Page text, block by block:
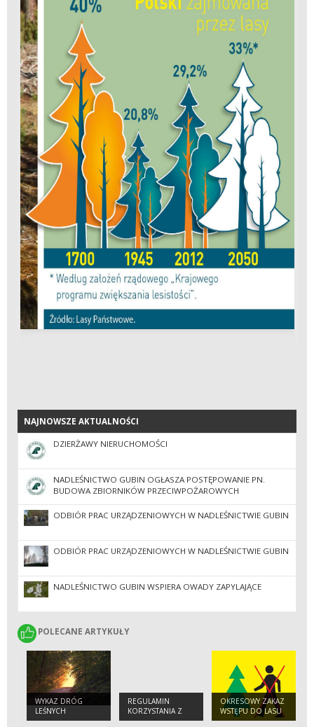
NAJNOWSZE AKTUALNOŚCI
NAJNOWSZE AKTUALNOŚCI
DZIERŻAWY NIERUCHOMOŚCI
NADLEŚNICTWO GUBIN OGŁASZA POSTĘPOWANIE PN.
BUDOWA ZBIORNIKÓW PRZECIWPOŻAROWYCH
PODZIEMNYCH Z PLACEM MANEWROWYM.
ODBIÓR PRAC URZĄDZENIOWYCH W NADLEŚNICTWIE GUBIN
ODBIÓR PRAC URZĄDZENIOWYCH W NADLEŚNICTWIE GUBIN
NADLEŚNICTWO GUBIN WSPIERA OWADY ZAPYLAJĄCE
POLECANE ARTYKUŁY
POLECANE ARTYKUŁY
WYKAZ DRÓG
LEŚNYCH
UDOSTĘPNIONYCH
REGULAMIN
KORZYSTANIA Z
UDOSTĘPNIONYCH
OKRESOWY ZAKAZ
WSTĘPU DO LASU